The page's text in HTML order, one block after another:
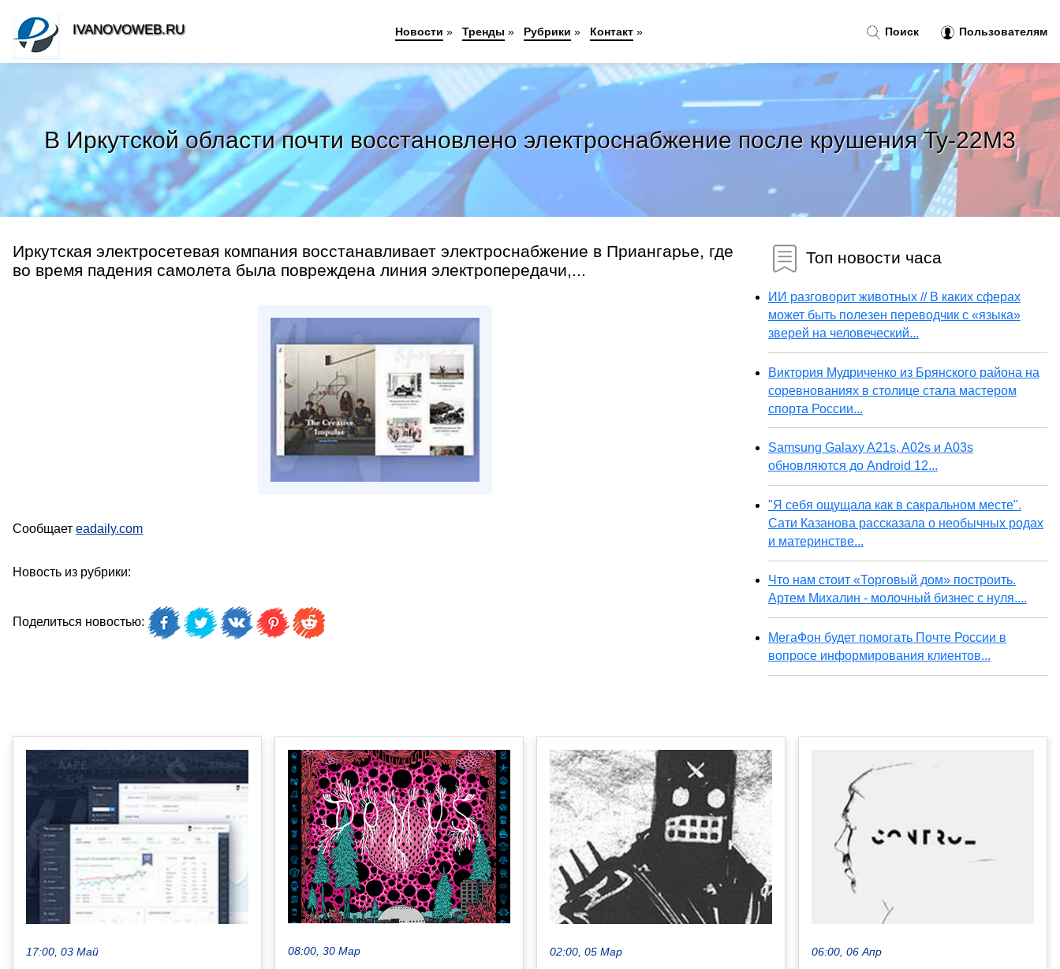
В Иркутской области почти восстановлено электроснабжение после крушения Ту-22М3
Иркутская электросетевая компания восстанавливает электроснабжение в Приангарье, где
во время падения самолета была повреждена линия электропередачи,...
Сообщает eadaily.com
Новость из рубрики:
Поделиться новостью:
Топ новости часа
ИИ разговорит животных // В каких сферах
может быть полезен переводчик с «языка»
зверей на человеческий...
Виктория Мудриченко из Брянского района на
соревнованиях в столице стала мастером
спорта России...
Samsung Galaxy A21s, A02s и A03s
обновляются до Android 12...
"Я себя ощущала как в сакральном месте".
Сати Казанова рассказала о необычных родах
и материнстве...
Что нам стоит «Торговый дом» построить.
Артем Михалин - молочный бизнес с нуля....
МегаФон будет помогать Почте России в
вопросе информирования клиентов...
17:00, 03 Май 08:00, 30 Мар 02:00, 05 Мар 06:00, 06 Апр
Поиск Пользователям
IVANOVOWEB.RU Новости » Тренды » Рубрики » Контакт »